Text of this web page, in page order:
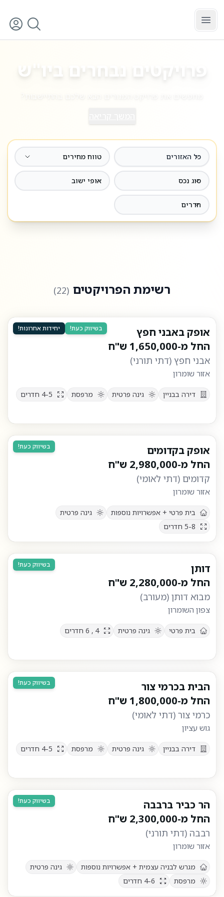
פרויקטים נבחרים ביו"ש
כל האזורים טווח מחירים
סוג נכס אופי ישוב
חדרים
כל האזורים סינון
רשימת הפרויקטים (
22
)
בשיווק כעת! יחידות אחרונות!
אופק באבני חפץ
החל מ-1,650,000 ש"ח
אבני חפץ (דתי תורני)
אזור שומרון
דירה בבניין גינה פרטית מרפסת 4-5 חדרים
בשיווק כעת!
אופק בקדומים
החל מ-2,980,000 ש"ח
קדומים (דתי לאומי)
אזור שומרון
בית פרטי + אפשרויות נוספות
גינה פרטית
5-8 חדרים
בשיווק כעת!
דותן
החל מ-2,280,000 ש"ח
מבוא דותן (מעורב)
צפון השומרון
בית פרטי גינה פרטית 4 , 6 חדרים
בשיווק כעת!
הבית בכרמי צור
החל מ-1,800,000 ש"ח
כרמי צור (דתי לאומי)
גוש עציון
דירה בבניין גינה פרטית מרפסת 4-5 חדרים
בשיווק כעת!
הר כביר ברבבה
החל מ-2,300,000 ש"ח
רבבה (דתי תורני)
אזור שומרון
מגרש לבניה עצמית + אפשרויות נוספות
גינה פרטית
מרפסת
4-6 חדרים